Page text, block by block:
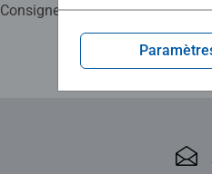
Consignes d'évaluation